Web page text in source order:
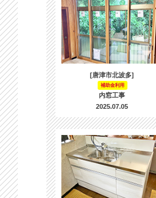
[唐津市北波多]
補助金利用
内窓工事
2025.07.05